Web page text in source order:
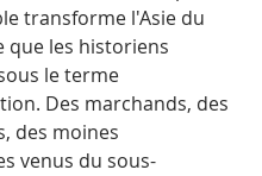
transforme l'Asie du
que les historiens
le terme
Des marchands, des
des moines
venus du sous-